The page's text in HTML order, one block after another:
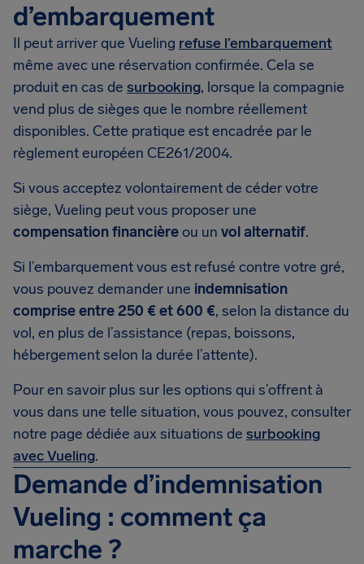
d’embarquement
Il peut arriver que Vueling refuse l’embarquement
même avec une réservation confirmée. Cela se
produit en cas de surbooking, lorsque la compagnie
vend plus de sièges que le nombre réellement
disponibles. Cette pratique est encadrée par le
règlement européen CE261/2004.
Si vous acceptez volontairement de céder votre
siège, Vueling peut vous proposer une
compensation financièreou un vol alternatif.
Si l’embarquement vous est refusé contre votre gré,
vous pouvez demander une indemnisation
comprise entre 250 € et 600 €, selon la distance du
vol, en plus de l’assistance (repas, boissons,
hébergement selon la durée l’attente).
Pour en savoir plus sur les options qui s’offrent à
vous dans une telle situation, vous pouvez, consulter
notre page dédiée aux situations de surbooking
avec Vueling.
Demande d’indemnisation
Vueling : comment ça
marche ?